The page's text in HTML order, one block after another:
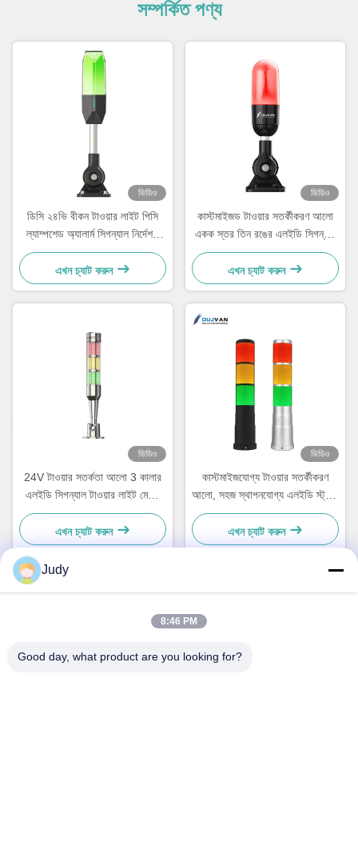
সম্পর্কিত পণ্য
ভিডিও
ডিসি ২৪ভি বীকন টাওয়ার লাইট পিসি
ল্যাম্পশেড অ্যালার্ম সিগন্যাল নির্দেশক
সতর্কতা
এখন চ্যাট করুন
ভিডিও
কাস্টমাইজড টাওয়ার সতর্কীকরণ আলো
একক স্তর তিন রঙের এলইডি সিগন্যাল
টাওয়ার লাইট
এখন চ্যাট করুন
ভিডিও
24V টাওয়ার সতর্কতা আলো 3 কালার
এলইডি সিগন্যাল টাওয়ার লাইট মেশিন
সরঞ্জাম সূচক জন্য
এখন চ্যাট করুন
ভিডিও
কাস্টমাইজযোগ্য টাওয়ার সতর্কীকরণ
আলো, সহজ স্থাপনযোগ্য এলইডি স্ট্যাক
লাইট, আইপি৫৪ রেটিং
এখন চ্যাট করুন
ঠিকানা
Judy
8:46 PM
Good day, what product are you looking for?